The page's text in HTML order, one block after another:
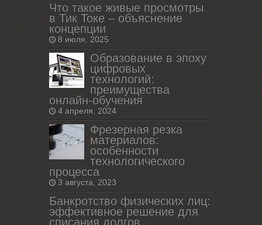
Что такое живые просмотры
в Тик Токе – объяснение
концепции
8 июля, 2025
Образование в эпоху
цифровых
технологий:
преимущества
онлайн-обучения
4 апреля, 2024
Фрезерная резка
материалов:
особенности
технологического
процесса
3 августа, 2023
Банкротство физических лиц:
эффективное решение для
списания долгов